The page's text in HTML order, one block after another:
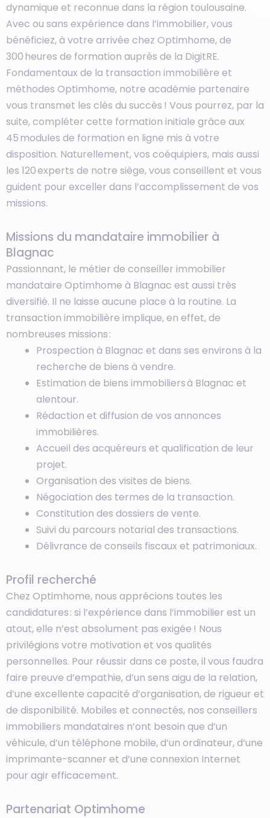
dynamique et reconnue dans la région toulousaine.
Avec ou sans expérience dans l’immobilier, vous
bénéficiez, à votre arrivée chez Optimhome, de
300 heures de formation auprès de la DigitRE.
Fondamentaux de la transaction immobilière et
méthodes Optimhome, notre académie partenaire
vous transmet les clés du succès ! Vous pourrez, par la
suite, compléter cette formation initiale grâce aux
45 modules de formation en ligne mis à votre
disposition. Naturellement, vos coéquipiers, mais aussi
les 120 experts de notre siège, vous conseillent et vous
guident pour exceller dans l’accomplissement de vos
missions.
Missions du mandataire immobilier à
Blagnac
Passionnant, le métier de conseiller immobilier
mandataire Optimhome à Blagnac est aussi très
diversifié. Il ne laisse aucune place à la routine. La
transaction immobilière implique, en effet, de
nombreuses missions :
Prospection à Blagnac et dans ses environs à la
recherche de biens à vendre.
Estimation de biens immobiliers à Blagnac et
alentour.
Rédaction et diffusion de vos annonces
immobilières.
Accueil des acquéreurs et qualification de leur
projet.
Organisation des visites de biens.
Négociation des termes de la transaction.
Constitution des dossiers de vente.
Suivi du parcours notarial des transactions.
Délivrance de conseils fiscaux et patrimoniaux.
Profil recherché
Chez Optimhome, nous apprécions toutes les
candidatures : si l’expérience dans l’immobilier est un
atout, elle n’est absolument pas exigée ! Nous
privilégions votre motivation et vos qualités
personnelles. Pour réussir dans ce poste, il vous faudra
faire preuve d’empathie, d’un sens aigu de la relation,
d’une excellente capacité d’organisation, de rigueur et
de disponibilité. Mobiles et connectés, nos conseillers
immobiliers mandataires n’ont besoin que d’un
véhicule, d’un téléphone mobile, d’un ordinateur, d’une
imprimante-scanner et d’une connexion Internet
pour agir efficacement.
Partenariat Optimhome